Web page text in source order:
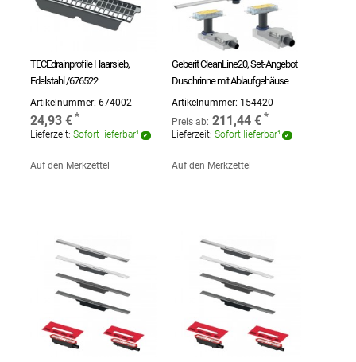
TECEdrainprofile Haarsieb,
Edelstahl /676522
Artikelnummer: 674002
24,93 €
Lieferzeit: Sofort lieferbar¹
Auf den Merkzettel
Geberit CleanLine20, Set-Angebot
Duschrinne mit Ablaufgehäuse
Artikelnummer: 154420
Preis ab: 211,44 €
Lieferzeit: Sofort lieferbar¹
Auf den Merkzettel